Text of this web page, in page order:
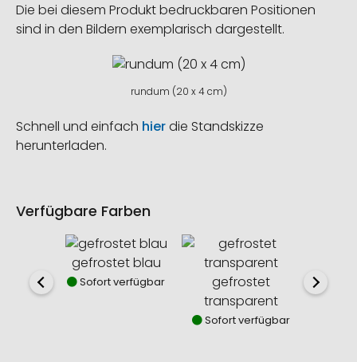
Die bei diesem Produkt bedruckbaren Positionen
sind in den Bildern exemplarisch dargestellt.
rundum (20 x 4 cm)
Schnell und einfach hierdie Standskizze
herunterladen.
Verfügbare Farben
gefrostet blau
Sofort verfügbar
gefrostet
transparent
Sofort verfügbar